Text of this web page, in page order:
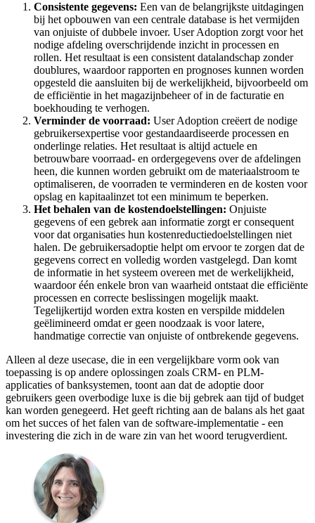
Consistente gegevens: Een van de belangrijkste uitdagingen
bij het opbouwen van een centrale database is het vermijden
van onjuiste of dubbele invoer. User Adoption zorgt voor het
nodige afdeling overschrijdende inzicht in processen en
rollen. Het resultaat is een consistent datalandschap zonder
doublures, waardoor rapporten en prognoses kunnen worden
opgesteld die aansluiten bij de werkelijkheid, bijvoorbeeld om
de efficiëntie in het magazijnbeheer of in de facturatie en
boekhouding te verhogen.
Verminder de voorraad: User Adoption creëert de nodige
gebruikersexpertise voor gestandaardiseerde processen en
onderlinge relaties. Het resultaat is altijd actuele en
betrouwbare voorraad- en ordergegevens over de afdelingen
heen, die kunnen worden gebruikt om de materiaalstroom te
optimaliseren, de voorraden te verminderen en de kosten voor
opslag en kapitaalinzet tot een minimum te beperken.
Het behalen van de kostendoelstellingen: Onjuiste
gegevens of een gebrek aan informatie zorgt er consequent
voor dat organisaties hun kostenreductiedoelstellingen niet
halen. De gebruikersadoptie helpt om ervoor te zorgen dat de
gegevens correct en volledig worden vastgelegd. Dan komt
de informatie in het systeem overeen met de werkelijkheid,
waardoor één enkele bron van waarheid ontstaat die efficiënte
processen en correcte beslissingen mogelijk maakt.
Tegelijkertijd worden extra kosten en verspilde middelen
geëlimineerd omdat er geen noodzaak is voor latere,
handmatige correctie van onjuiste of ontbrekende gegevens.
Alleen al deze usecase, die in een vergelijkbare vorm ook van
toepassing is op andere oplossingen zoals CRM- en PLM-
applicaties of banksystemen, toont aan dat de adoptie door
gebruikers geen overbodige luxe is die bij gebrek aan tijd of budget
kan worden genegeerd. Het geeft richting aan de balans als het gaat
om het succes of het falen van de software-implementatie - een
investering die zich in de ware zin van het woord terugverdient.